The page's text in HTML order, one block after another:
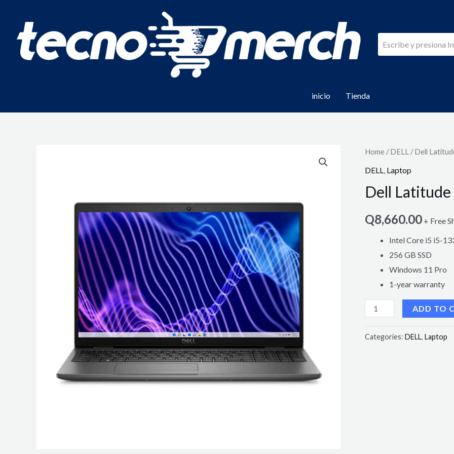
inicio Tienda
Home /DELL / Dell
DELL Laptop
Dell Latitude
Q8,660.00 + Free
Intel Core i5 i5-
256 GB SSD
Windows 11 Pro
1-year warranty
ADD TO
Categories: DELL, Laptop